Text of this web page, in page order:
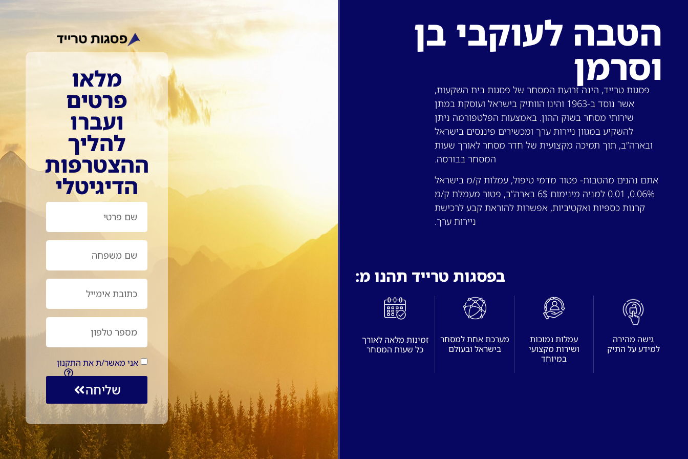
מלאו
פרטים
ועברו
להליך
ההצטרפות
הדיגיטלי
אני מאשר/ת את התקנון
שליחה
הטבה לעוקבי בן
וסרמן
פסגות טרייד, הינה זרועת המסחר של פסגות בית השקעות,
אשר נוסד ב-1963 והינו הוותיק בישראל ועוסקת במתן
שירותי מסחר בשוק ההון. באמצעות הפלטפורמה ניתן
להשקיע במגוון ניירות ערך ומכשירים פיננסים בישראל
ובארה”ב, תוך תמיכה מקצועית של חדר מסחר לאורך שעות
המסחר בבורסה.
אתם נהנים מהטבות- פטור מדמי טיפול, עמלות ק/מ בישראל
0.06%, 0.01 למניה מינימום 6$ בארה”ב, פטור מעמלת ק/מ
קרנות כספיות ואקטיביות, אפשרות להוראת קבע לרכישת
ניירות ערך.
בפסגות טרייד תהנו מ:
זמינות מלאה לאורך
כל שעות המסחר
מערכת אחת למסחר
בישראל ובעולם
עמלות נמוכות
ושירות מקצועי
גישה מהירה
למידע על התיק